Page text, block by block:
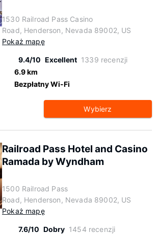
1530 Railroad Pass Casino
Road, Henderson, Nevada 89002, US
Pokaż mapę
9.4/10 Excellent 1339 recenzji
6.9 km
Bezpłatny Wi-Fi
Wybierz
Railroad Pass Hotel and Casino
Ramada by Wyndham
1500 Railroad Pass
Road, Henderson, Nevada 89002, US
Pokaż mapę
7.6/10 Dobry 1454 recenzji